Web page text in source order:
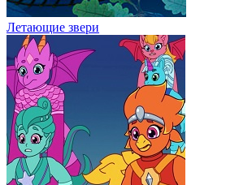
Летающие звери